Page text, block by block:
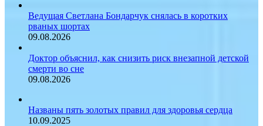
Ведущая Светлана Бондарчук снялась в коротких
рваных шортах
09.08.2026
Доктор объяснил, как снизить риск внезапной детской
смерти во сне
09.08.2026
Названы пять золотых правил для здоровья сердца
10.09.2025